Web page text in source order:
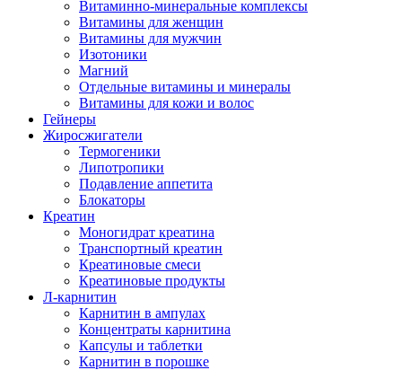
Витаминно-минеральные комплексы
Витамины для женщин
Витамины для мужчин
Изотоники
Магний
Отдельные витамины и минералы
Витамины для кожи и волос
Гейнеры
Жиросжигатели
Термогеники
Липотропики
Подавление аппетита
Блокаторы
Креатин
Моногидрат креатина
Транспортный креатин
Креатиновые смеси
Креатиновые продукты
Л-карнитин
Карнитин в ампулах
Концентраты карнитина
Капсулы и таблетки
Карнитин в порошке